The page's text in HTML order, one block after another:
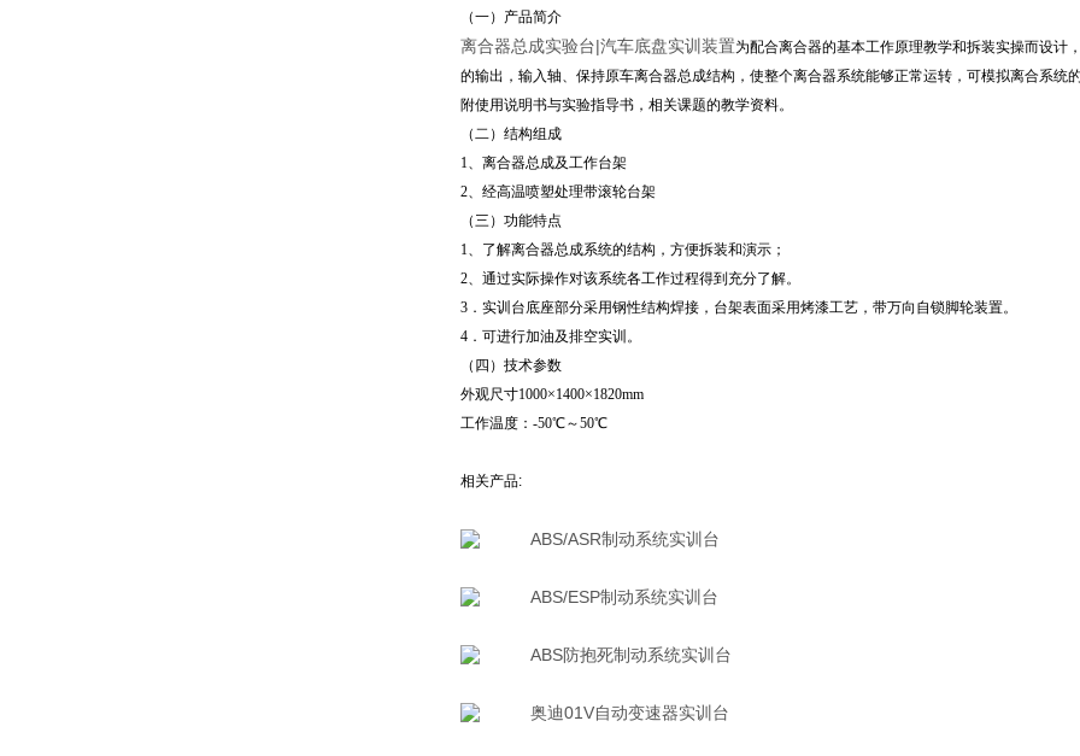
（一）产品简介
离合器总成实验台|汽车底盘实训装置为配合离合器的基本工作原理教学和拆装实操而设计
的输出，输入轴、保持原车离合器总成结构，使整个离合器系统能够正常运转，可模拟离合系统
附使用说明书与实验指导书，相关课题的教学资料。
（二）结构组成
1、离合器总成及工作台架
2、经高温喷塑处理带滚轮台架
（三）功能特点
1、了解离合器总成系统的结构，方便拆装和演示；
2、通过实际操作对该系统各工作过程得到充分了解。
3．实训台底座部分采用钢性结构焊接，台架表面采用烤漆工艺，带万向自锁脚轮装置。
4．可进行加油及排空实训。
（四）技术参数
外观尺寸1000×1400×1820mm
工作温度：-50℃～50℃
相关产品:
ABS/ASR制动系统实训台
ABS/ESP制动系统实训台
ABS防抱死制动系统实训台
奥迪01V自动变速器实训台